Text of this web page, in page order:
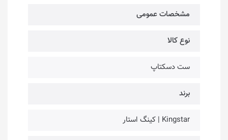
مشخصات عمومی
نوع کالا
ست دسکتاپ
برند
Kingstar | کینگ استار